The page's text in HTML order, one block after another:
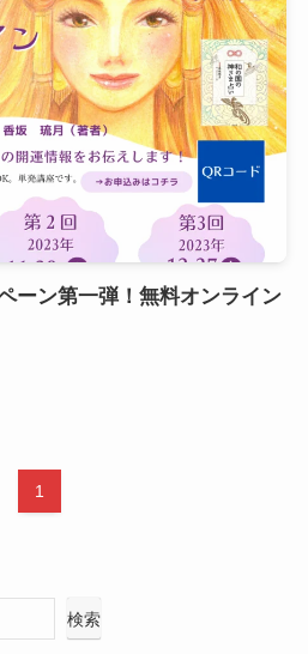
ーン第一弾！無料オンライン
1
検索